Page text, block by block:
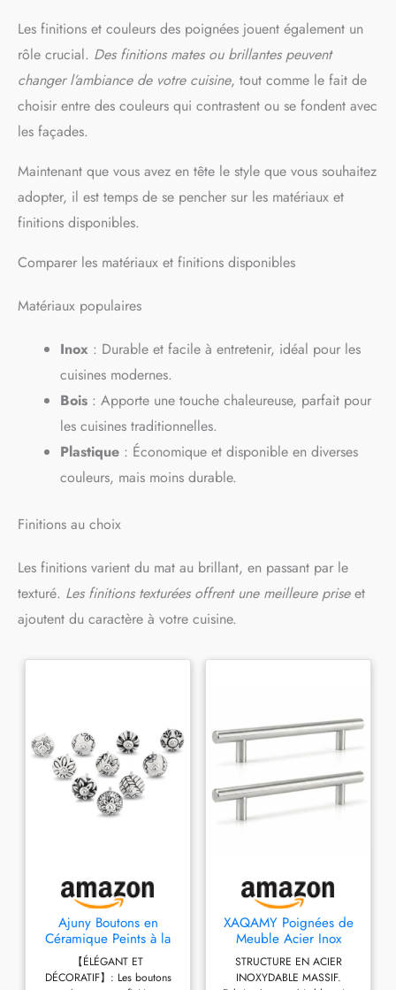
Les finitions et couleurs des poignées jouent également un
rôle crucial. Des finitions mates ou brillantes peuvent
changer l’ambiance de votre cuisine, tout comme le fait de
choisir entre des couleurs qui contrastent ou se fondent avec
les façades.
Maintenant que vous avez en tête le style que vous souhaitez
adopter, il est temps de se pencher sur les matériaux et
finitions disponibles.
Comparer les matériaux et finitions disponibles
Matériaux populaires
Inox : Durable et facile à entretenir, idéal pour les
cuisines modernes.
Bois : Apporte une touche chaleureuse, parfait pour
les cuisines traditionnelles.
Plastique : Économique et disponible en diverses
couleurs, mais moins durable.
Finitions au choix
Les finitions varient du mat au brillant, en passant par le
texturé. Les finitions texturées offrent une meilleure priseet
ajoutent du caractère à votre cuisine.
Ajuny Boutons en
Céramique Peints à la
main pour Portes de
Placard Tiroirs et
【ÉLÉGANT ET
DÉCORATIF】: Les boutons
XAQAMY Poignées de
Meuble Acier Inox
Massif, Entraxe 128mm
STRUCTURE EN ACIER
INOXYDABLE MASSIF.